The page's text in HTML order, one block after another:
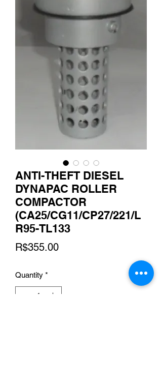
ANTI-THEFT DIESEL
DYNAPAC ROLLER
COMPACTOR
(CA25/CG11/CP27/221/L
R95-TL133
R$355.00Price
Quantity *